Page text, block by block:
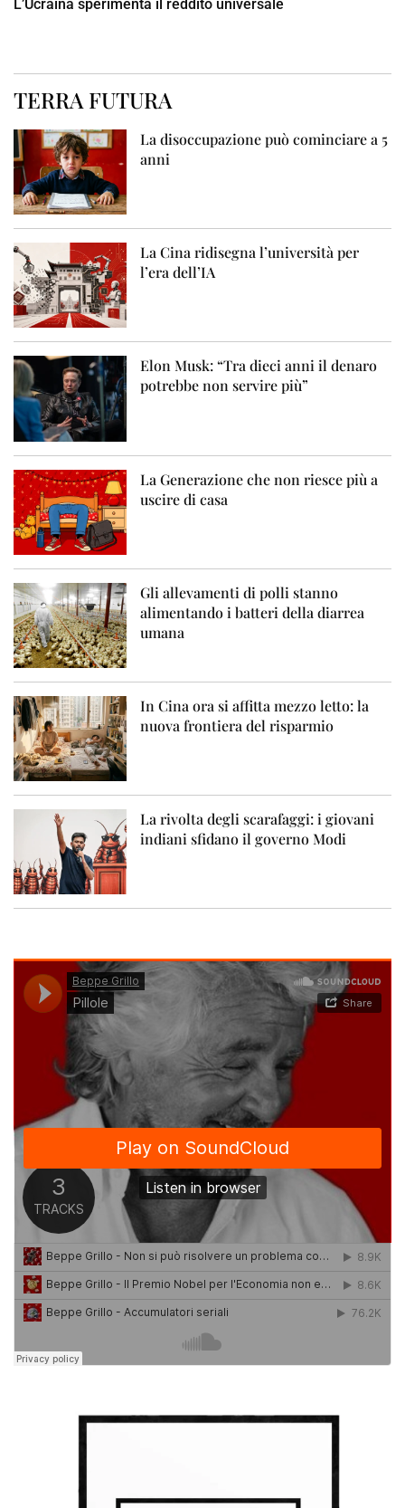
L’Ucraina sperimenta il reddito universale
TERRA FUTURA
La disoccupazione può cominciare a 5
anni
La Cina ridisegna l’università per
l’era dell’IA
Elon Musk: “Tra dieci anni il denaro
potrebbe non servire più”
La Generazione che non riesce più a
uscire di casa
Gli allevamenti di polli stanno
alimentando i batteri della diarrea
umana
In Cina ora si affitta mezzo letto: la
nuova frontiera del risparmio
La rivolta degli scarafaggi: i giovani
indiani sfidano il governo Modi